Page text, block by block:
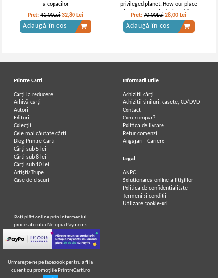
a copacilor
Pret:41,00Lei 32,80 Lei
Adaugă în coș
privileged planet. How our place
in the Cosmos is designed for
discovery
Pret:70,00Lei 28,00 Lei
Adaugă în coș
Printre Carti
Carți la reducere
Arhivă carți
Autori
Edituri
Colecții
Cele mai căutate cărți
Blog Printre Carti
Cărţi sub 5 lei
Cărţi sub 8 lei
Cărţi sub 10 lei
Artiști/Trupe
Case de discuri
Informatii utile
Achizitii cărți
Achizitii viniluri, casete, CD/DVD
Contact
Cum cumpar?
Politica de livrare
Retur comenzi
Angajari - Cariere
Legal
ANPC
Soluționarea online a litigiilor
Politica de confidentialitate
Termeni si conditii
Utilizare cookie-uri
Poţi plăti online prin intermediul
procesatorului Netopia Payments
Urmăreşte-ne pe facebook pentru a fi la
curent cu promoţiile PrintreCarti.ro